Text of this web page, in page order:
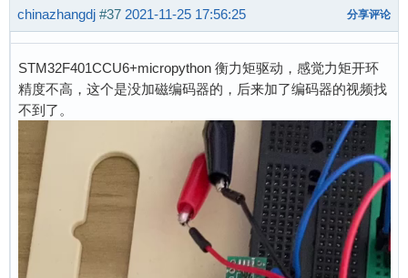
chinazhangdj #37 2021-11-25 17:56:25 分享评论
STM32F401CCU6+micropython 衡力矩驱动，感觉力矩开环
精度不高，这个是没加磁编码器的，后来加了编码器的视频找
不到了。